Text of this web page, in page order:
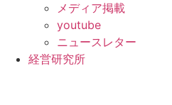
メディア掲載
youtube
ニュースレター
経営研究所